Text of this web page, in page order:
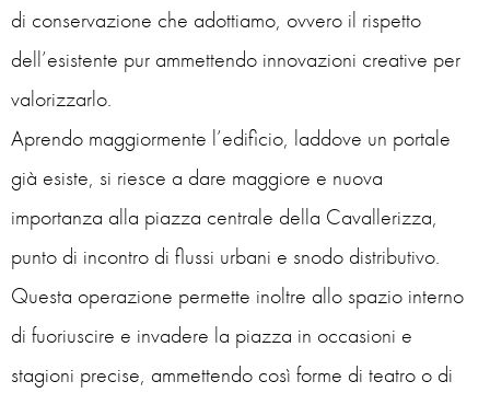
di conservazione che adottiamo, ovvero il rispetto
dell’esistente pur ammettendo innovazioni creative per
valorizzarlo.
Aprendo maggiormente l’edificio, laddove un portale
già esiste, si riesce a dare maggiore e nuova
importanza alla piazza centrale della Cavallerizza,
punto di incontro di flussi urbani e snodo distributivo.
Questa operazione permette inoltre allo spazio interno
di fuoriuscire e invadere la piazza in occasioni e
stagioni precise, ammettendo così forme di teatro o di